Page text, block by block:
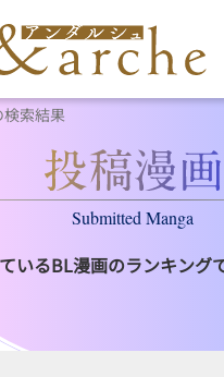
索結果
Submitted Manga
いるBL漫画のランキングで